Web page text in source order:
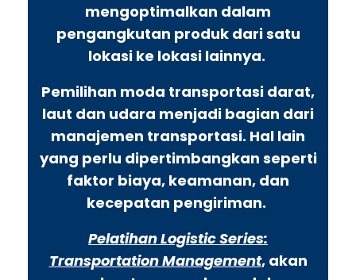
mengoptimalkan dalam
pengangkutan produk dari satu
lokasi ke lokasi lainnya.
Pemilihan moda transportasi darat,
laut dan udara menjadi bagian dari
manajemen transportasi. Hal lain
yang perlu dipertimbangkan seperti
faktor biaya, keamanan, dan
kecepatan pengiriman.
Pelatihan Logistic Series:
Transportation Management, akan